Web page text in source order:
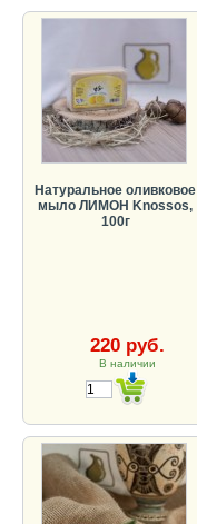
Натуральное оливковое
мыло ЛИМОН Knossos,
100г
220 руб.
В наличии